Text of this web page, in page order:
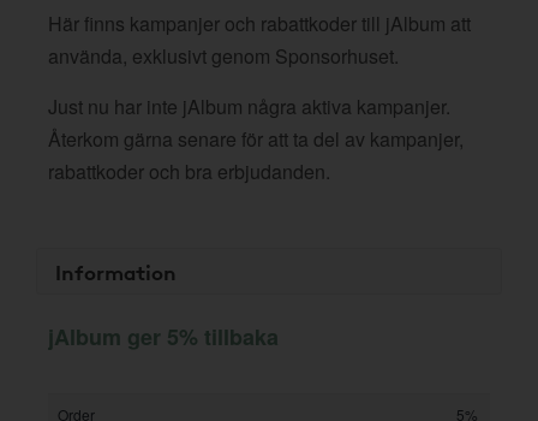
Här finns kampanjer och rabattkoder till jAlbum att
använda, exklusivt genom Sponsorhuset.
Just nu har inte jAlbum några aktiva kampanjer.
Återkom gärna senare för att ta del av kampanjer,
rabattkoder och bra erbjudanden.
Information
jAlbum ger 5% tillbaka
Order 5%